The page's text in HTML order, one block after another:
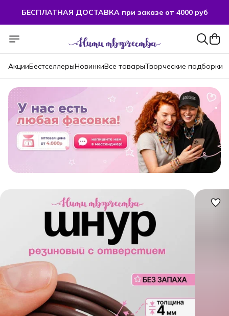
БЕСПЛАТНАЯ ДОСТАВКА при заказе от 4000 руб
БЕСПЛАТНАЯ ДОСТАВКА при заказе от 4000 руб
АкцииБестселлерыНовинкиВсе товарыТворческие подборки